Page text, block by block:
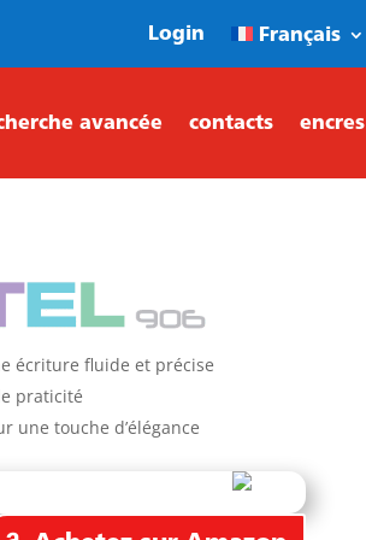
Login Français
avancée contacts encres
écriture fluide et précise
praticité
une touche d’élégance